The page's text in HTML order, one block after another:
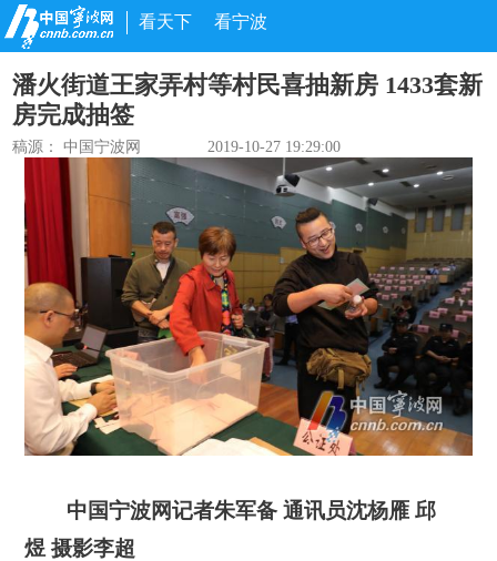
看天下 看宁波
潘火街道王家弄村等村民喜抽新房 1433套新
房完成抽签
稿源： 中国宁波网 2019-10-27 19:29:00
中国宁波网记者朱军备 通讯员沈杨雁 邱
煜 摄影李超